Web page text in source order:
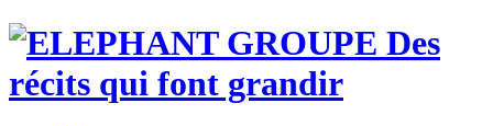
Des
récits qui font grandir